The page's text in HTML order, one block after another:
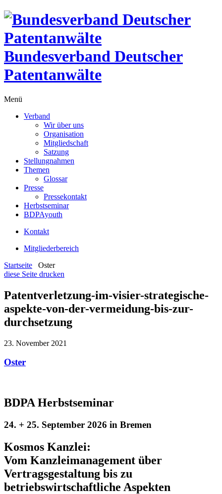
Bundesverband Deutscher
Patentanwälte
Menü
Verband
Wir über uns
Organisation
Mitgliedschaft
Satzung
Stellungnahmen
Themen
Glossar
Presse
Pressekontakt
Herbstseminar
BDPAyouth
Kontakt
Mitgliederbereich
Startseite
Oster
diese Seite drucken
Patentverletzung-im-visier-strategische-
aspekte-von-der-vermeidung-bis-zur-
durchsetzung
23. November 2021
Oster
BDPA Herbstseminar
24. + 25. September 2026 in Bremen
Kosmos Kanzlei:
Vom Kanzleimanagement über
Vertragsgestaltung bis zu
betriebswirtschaftliche Aspekten